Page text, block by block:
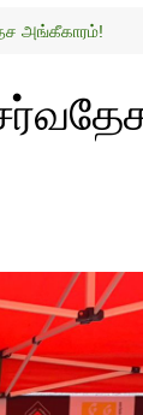
அங்கீகாரம்!